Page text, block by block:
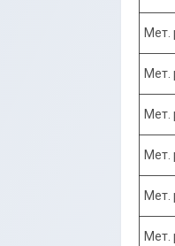
Мет.
Мет.
Мет.
Мет.
Мет.
Мет.